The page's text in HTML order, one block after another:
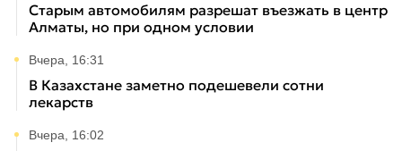
Старым автомобилям разрешат въезжать в центр
Алматы, но при одном условии
Вчера, 16:31
В Казахстане заметно подешевели сотни
лекарств
Вчера, 16:02